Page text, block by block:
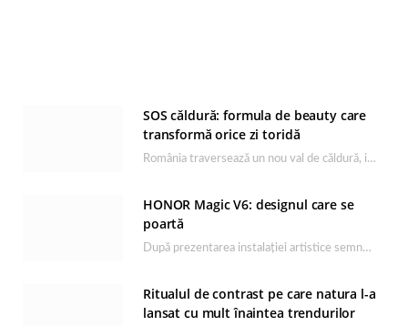
SOS căldură: formula de beauty care
transformă orice zi toridă
România traversează un nou val de căldură, iar rutina de îngrijire capătă un rol esențial…
HONOR Magic V6: designul care se
poartă
După prezentarea instalației artistice semnată de Catrinel Săbăciag în cadrul evenimentului de lansare HONOR Magic…
Ritualul de contrast pe care natura l-a
lansat cu mult înaintea trendurilor